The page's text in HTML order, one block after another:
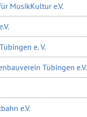
MusikKultur e.V.
e. V.
Tübingen e.V.
e.V.